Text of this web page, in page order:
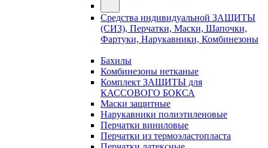
Средства индивидуальной ЗАЩИТЫ
(СИЗ), Перчатки, Маски, Шапочки,
Фартуки, Нарукавники, Комбинезоны
Бахилы
Комбинезоны нетканые
Комплект ЗАЩИТЫ для
КАССОВОГО БОКСА
Маски защитные
Нарукавники полиэтиленовые
Перчатки виниловые
Перчатки из термоэластопласта